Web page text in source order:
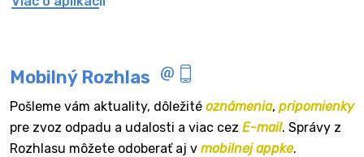
Mobilný Rozhlas
Pošleme vám aktuality, dôležité oznámenia, pripomienky
pre zvoz odpadu a udalosti a viac cez E-mail. Správy z
Rozhlasu môžete odoberať aj v mobilnej appke.